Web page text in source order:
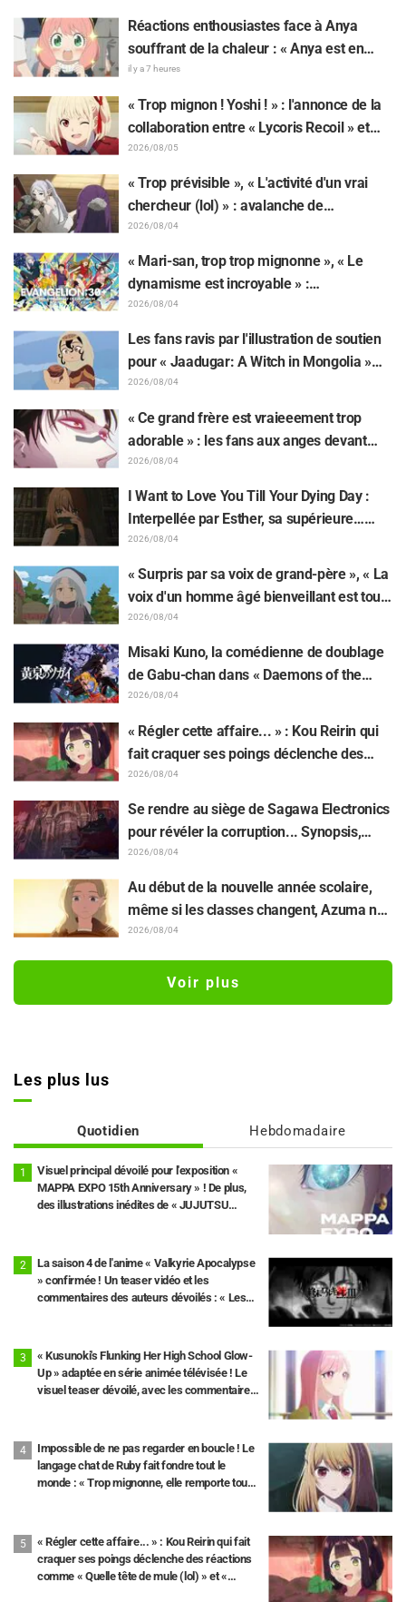
Commentaire du comédien et carte de fin
dévoilés
Réactions enthousiastes face à Anya
souffrant de la chaleur : « Anya est en
train de fondre » sur l'illustration
d'annonce de « SPY x FAMILY »
il y a 7 heures
« Trop mignon ! Yoshi ! » : l'annonce de la
collaboration entre « Lycoris Recoil » et
Kumamine, créateur du « Chat au travail »,
suscite une pluie de « Yoshi ! »
2026/08/05
« Trop prévisible », « L'activité d'un vrai
chercheur (lol) » : avalanche de
moqueries affectueuses face à la peluche
de Frieren piégée par un Mimique lors
d'une exposition de « Frieren »
2026/08/04
« Mari-san, trop trop mignonne », « Le
dynamisme est incroyable » :
retentissement suite au dévoilement d'un
superbe dessin de Hidenori Matsubara
représentant les trois filles de « Neon
Genesis Evangelion » en combinaison
2026/08/04
Les fans ravis par l'illustration de soutien
pour « Jaadugar: A Witch in Mongolia »
dessinée par l'auteur de « Yowamushi
Pedal » : « Voilà ce qui se passe quand la
personne avec le style le plus différent
2026/08/04
« Ce grand frère est vraieeement trop
adorable » : les fans aux anges devant
Choso se rapprochant de Yūji Itadori sur
l'illustration inédite de l'exposition de
l'anime « JUJUTSU KAISEN »
2026/08/04
I Want to Love You Till Your Dying Day :
Interpellée par Esther, sa supérieure…
Synopsis, visuels, bande-annonce WEB et
affiches de l'épisode 5 de l'anime dévoilés
2026/08/04
« Surpris par sa voix de grand-père », « La
voix d'un homme âgé bienveillant est tout
aussi superbe » : Akira Ishida en chef de
clan dans l'épisode 6 de l'anime «
Jaadugar: A Witch in Mongolia »
2026/08/04
Misaki Kuno, la comédienne de doublage
de Gabu-chan dans « Daemons of the
Shadow Realm » : « Je tremblais de tout
mon corps et je pleurais... » Elle révèle les
coulisses de son "interprétation magistrale
et habitée" dans l'épisode 17
2026/08/04
« Régler cette affaire... » : Kou Reirin qui
fait craquer ses poings déclenche des
réactions comme « Quelle tête de mule
(lol) » et « Regardez cette tête » / Épisode
4 de « Though I Am an Inept Villainess »
2026/08/04
Se rendre au siège de Sagawa Electronics
pour révéler la corruption... Synopsis,
captures d'écran et visuel de l'épisode 5
de « The Ghost in the Shell » dévoilés
2026/08/04
Au début de la nouvelle année scolaire,
même si les classes changent, Azuma ne
veut pas perdre son lien avec Taira...
18 de « You and I Are Polar Opposites »
dévoilés
2026/08/04
Voir plus
Les plus lus
Quotidien Hebdomadaire
Visuel principal dévoilé pour l'exposition «
MAPPA EXPO 15th Anniversary » ! De plus,
des illustrations inédites de « JUJUTSU
La saison 4 de l'anime « Valkyrie Apocalypse
» confirmée ! Un teaser vidéo et les
commentaires des auteurs dévoilés : « Les
« Kusunoki's Flunking Her High School Glow-
Up » adaptée en série animée télévisée ! Le
visuel teaser dévoilé, avec les commentaires
Impossible de ne pas regarder en boucle ! Le
langage chat de Ruby fait fondre tout le
monde : « Trop mignonne, elle remporte tous
épisode 33
« Régler cette affaire... » : Kou Reirin qui fait
craquer ses poings déclenche des réactions
comme « Quelle tête de mule (lol) » et «